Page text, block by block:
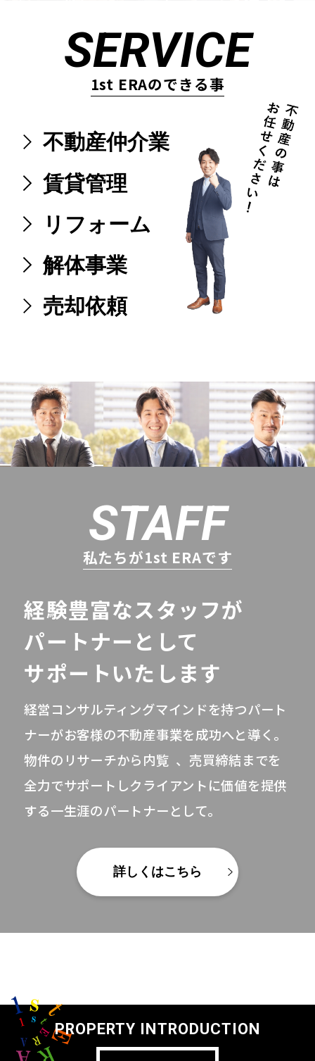
SERVICE
1st ERAのできる事
不動産仲介業
賃貸管理
リフォーム
解体事業
売却依頼
STAFF
私たちが1st ERAです
経験豊富なスタッフが
パートナーとして
サポートいたします
経営コンサルティングマインドを持つパート
ナーがお客様の不動産事業を成功へと導く。
物件のリサーチから内覧 、売買締結までを
全力でサポートしクライアントに価値を提供
する一生涯のパートナーとして。
詳しくはこちら
PROPERTY INTRODUCTION